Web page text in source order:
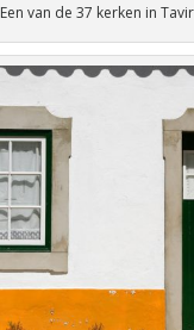
Een van de 37 kerken in